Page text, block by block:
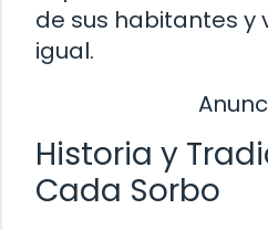
de sus habitantes y
igual.
Historia y
Cada Sorbo